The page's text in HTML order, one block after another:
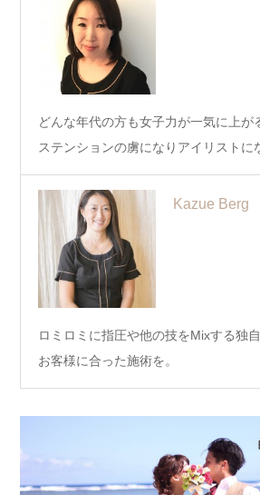
どんな年代の方も女子力が一気に上が
ステンションの虜になりアイリストに
Kazue Berg
ロミロミに指圧や他の技をMixする独
お客様に合った施術を。